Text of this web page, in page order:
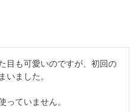
目も可愛いのですが、初回の
いました。
っていません。